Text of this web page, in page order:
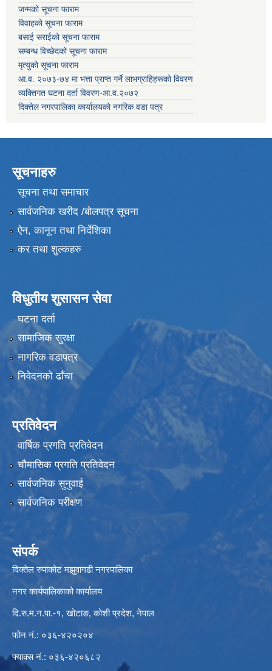
जन्मको सूचना फाराम
विवाहको सूचना फाराम
बसाई सराईको सूचना फाराम
सम्बन्ध विच्छेदको सूचना फाराम
मृत्युको सूचना फाराम
आ.व. २०७३-७४ मा भत्ता प्राप्त गर्ने लाभग्राहिहरूको विवरण
व्यक्तिगत घटना दर्ता विवरण-आ.व.२०७२
दिक्तेल नगरपालिका कार्यालयको नगरिक वडा पत्र
सूचनाहरु
सूचना तथा समाचार
सार्वजनिक खरीद /बोलपत्र सूचना
ऐन, कानून तथा निर्देशिका
कर तथा शुल्कहरु
विधुतीय शुसासन सेवा
घटना दर्ता
सामाजिक सुरक्षा
नागरिक वडापत्र
निवेदनको ढाँचा
प्रतिवेदन
वार्षिक प्रगति प्रतिवेदन
चौमासिक प्रगति प्रतिवेदन
सार्वजनिक सुनुवाई
सार्वजनिक परीक्षण
संपर्क
दिक्तेल रुपाकोट मझुवागढी नगरपालिका
नगर कार्यपालिकाको कार्यालय
दि.रु.म.न.पा.-१, खोटाङ, कोशी प्रदेश, नेपाल
फोन नं.: ०३६-४२०२०४
फ्याक्स नं.: ०३६-४२०६८२